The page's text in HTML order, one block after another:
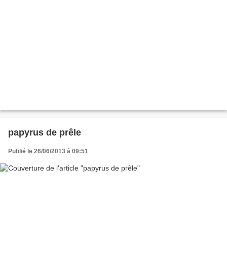
papyrus de prêle
Publié le 26/06/2013 à 09:51